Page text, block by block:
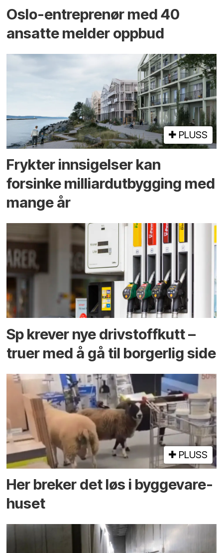
Oslo-entreprenør med 40
ansatte melder oppbud
PLUSS
Frykter innsigelser kan
forsinke milliard­utbygging med
mange år
Sp krever nye drivstoffkutt –
truer med å gå til borgerlig side
PLUSS
Her breker det løs i bygge­vare­
huset